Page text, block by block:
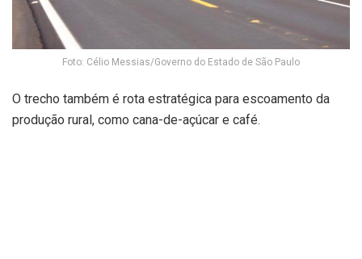
Foto: Célio Messias/Governo do Estado de São Paulo
O trecho também é rota estratégica para escoamento da
produção rural, como cana-de-açúcar e café.